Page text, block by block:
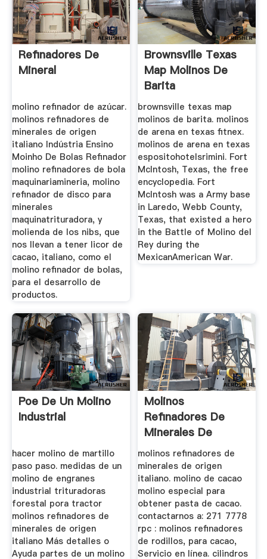
Refinadores De
Mineral
molino refinador de azúcar.
molinos refinadores de
minerales de origen
italiano Indústria Ensino
Moinho De Bolas Refinador
molino refinadores de bola
maquinariamineria, molino
refinador de disco para
minerales
maquinatrituradora, y
molienda de los nibs, que
nos llevan a tener licor de
cacao, italiano, como el
molino refinador de bolas,
para el desarrollo de
productos.
Brownsville Texas
Map Molinos De
Barita
brownsville texas map
molinos de barita. molinos
de arena en texas fitnex.
molinos de arena en texas
espositohotelsrimini. Fort
McIntosh, Texas, the free
encyclopedia. Fort
McIntosh was a Army base
in Laredo, Webb County,
Texas, that existed a hero
in the Battle of Molino del
Rey during the
MexicanAmerican War.
Poe De Un Molino
Industrial
hacer molino de martillo
paso paso. medidas de un
molino de engranes
industrial trituradoras
forestal pora tractor
molinos refinadores de
minerales de origen
italiano Más detalles o
Ayuda partes de un molino
Molinos
Refinadores De
Minerales De
Origen Italiano
molinos refinadores de
minerales de origen
italiano. molino de cacao
molino especial para
obtener pasta de cacao.
contactarnos a: 271 7778
rpc : molinos refinadores
de rodillos, para cacao,
Servicio en línea. cilindros